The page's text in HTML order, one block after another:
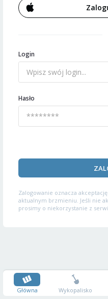
Login
Hasło
Zalogowanie oznacza akceptację
aktualnym brzmieniu. Jeśli nie
prosimy o niekorzystanie z
Główna Wykopalisko